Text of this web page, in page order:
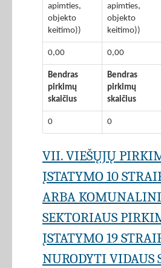
apimties,
objekto
keitimo))
apimties,
objekto
keitimo))
0,00 0,00
Bendras
pirkimų
skaičius
Bendras
pirkimų
skaičius
0 0
VII. VIEŠŲJŲ
ĮSTATYMO 10
ARBA
SEKTORIAUS
ĮSTATYMO 19
NURODYTI VIDAUS